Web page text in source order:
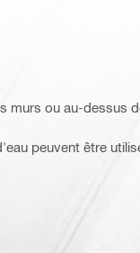
murs ou au-dessus
peuvent être